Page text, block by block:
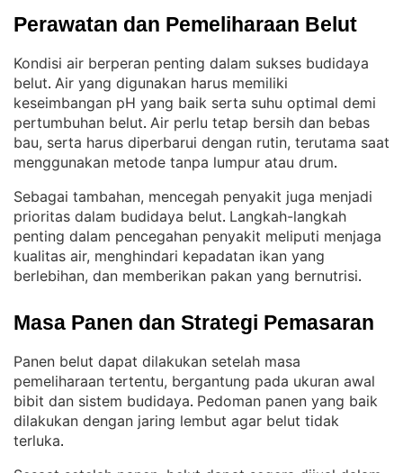
Perawatan dan Pemeliharaan Belut
Kondisi air berperan penting dalam sukses budidaya
belut. Air yang digunakan harus memiliki
keseimbangan pH yang baik serta suhu optimal demi
pertumbuhan belut. Air perlu tetap bersih dan bebas
bau, serta harus diperbarui dengan rutin, terutama saat
menggunakan metode tanpa lumpur atau drum.
Sebagai tambahan, mencegah penyakit juga menjadi
prioritas dalam budidaya belut. Langkah-langkah
penting dalam pencegahan penyakit meliputi menjaga
kualitas air, menghindari kepadatan ikan yang
berlebihan, dan memberikan pakan yang bernutrisi.
Masa Panen dan Strategi Pemasaran
Panen belut dapat dilakukan setelah masa
pemeliharaan tertentu, bergantung pada ukuran awal
bibit dan sistem budidaya. Pedoman panen yang baik
dilakukan dengan jaring lembut agar belut tidak
terluka.